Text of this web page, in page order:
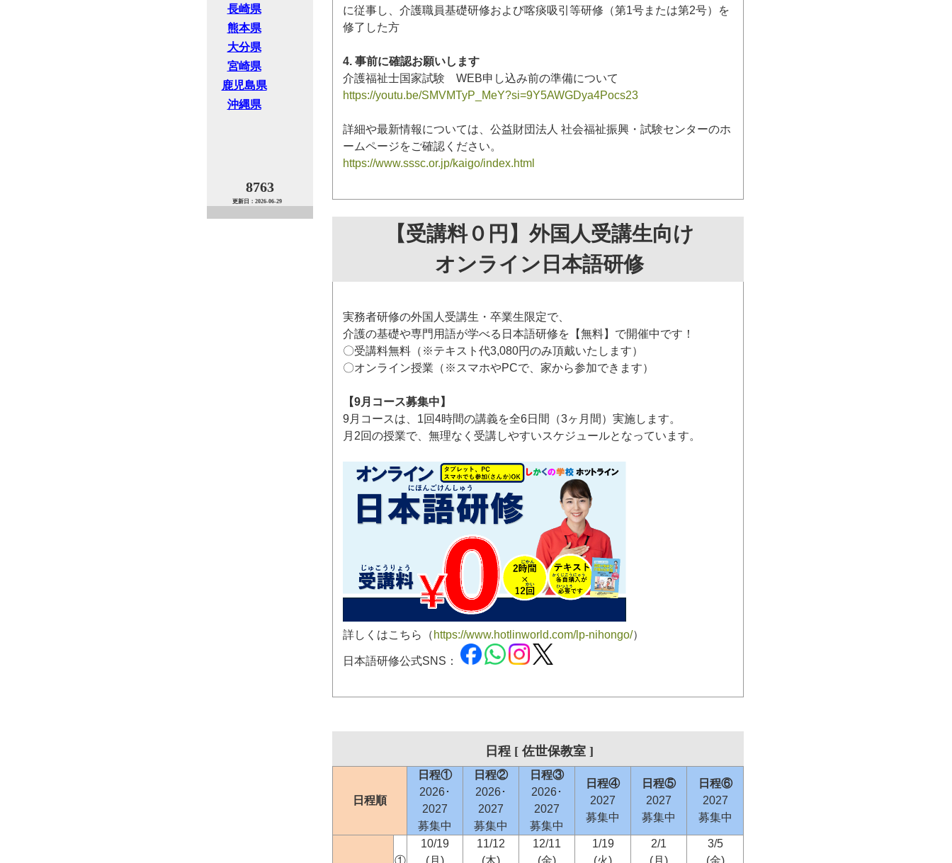
に従事し、介護職員基礎研修および喀痰吸引等研修（第1号または第2号）を
修了した方
4. 事前に確認お願いします
介護福祉士国家試験 WEB申し込み前の準備について
https://youtu.be/SMVMTyP_MeY?si=9Y5AWGDya4Pocs23
詳細や最新情報については、公益財団法人 社会福祉振興・試験センターのホ
ームページをご確認ください。
https://www.sssc.or.jp/kaigo/index.html
【受講料０円】外国人受講生向け
オンライン日本語研修
実務者研修の外国人受講生・卒業生限定で、
介護の基礎や専門用語が学べる日本語研修を【無料】で開催中です！
〇受講料無料（※テキスト代3,080円のみ頂戴いたします）
〇オンライン授業（※スマホやPCで、家から参加できます）
【9月コース募集中】
9月コースは、1回4時間の講義を全6日間（3ヶ月間）実施します。
月2回の授業で、無理なく受講しやすいスケジュールとなっています。
詳しくはこちら（ https://www.hotlinworld.com/lp-nihongo/）
日本語研修公式SNS：
日程 [ 佐世保教室 ]
日程順
日程①
2026･
2027
募集中
日程②
2026･
2027
募集中
日程③
2026･
2027
募集中
日程④
2027
募集中
日程⑤
2027
募集中
日程⑥
2027
募集中
①
10/19
(月)
11/12
(木)
12/11
(金)
1/19
(火)
2/1
(月)
3/5
(金)
長崎県
熊本県
大分県
宮崎県
鹿児島県
沖縄県
8763
更新日：2026-06-29